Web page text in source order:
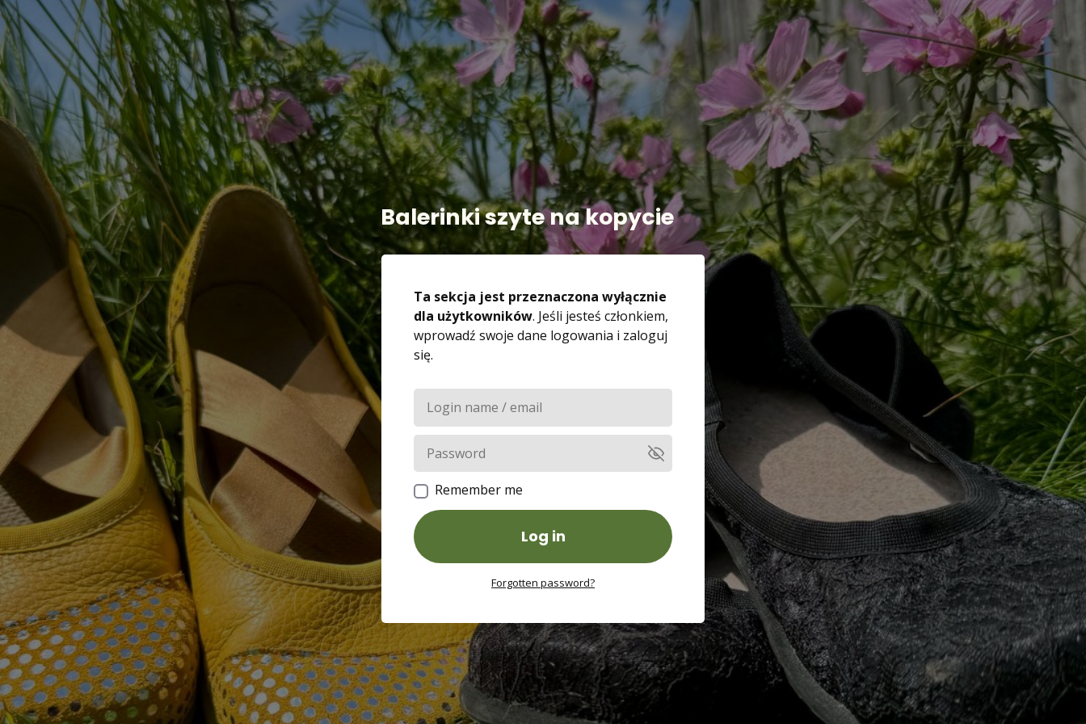
Balerinki szyte na kopycie
Ta sekcja jest przeznaczona wyłącznie
dla użytkowników. Jeśli jesteś członkiem,
wprowadź swoje dane logowania i zaloguj
się.
Remember me
Log in
Forgotten password?